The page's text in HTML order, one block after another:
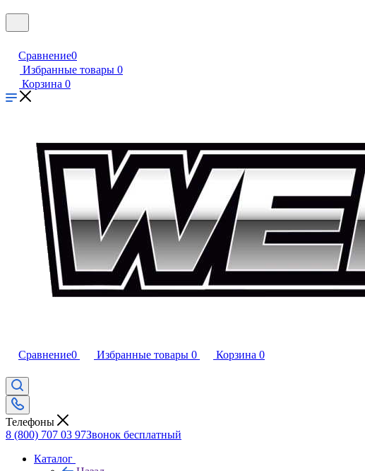
Сравнение0
Избранные товары 0
Корзина 0
Сравнение0 Избранные товары 0 Корзина 0
Телефоны
8 (800) 707 03 97Звонок бесплатный
Каталог